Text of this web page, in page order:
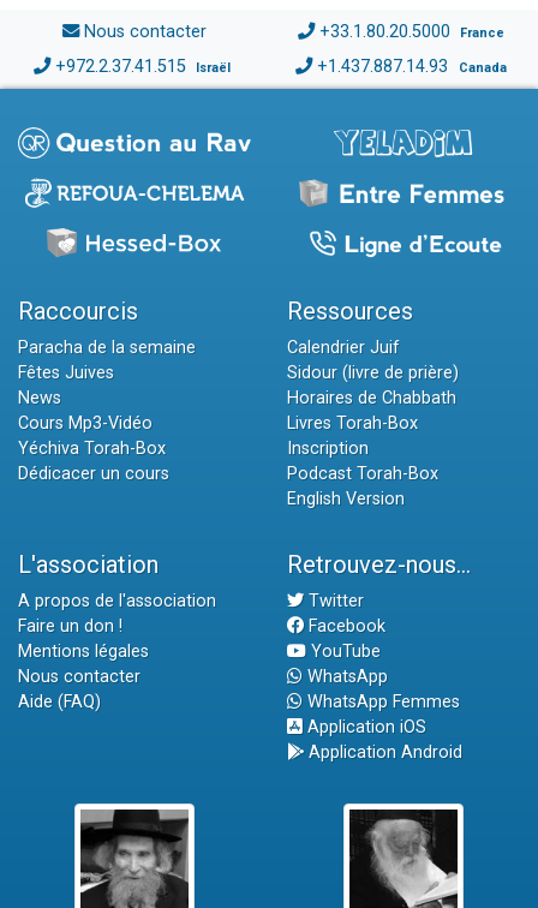
Nous contacter +33.1.80.20.5000 France
+972.2.37.41.515 Israël +1.437.887.14.93 Canada
Raccourcis
Paracha de la semaine
Fêtes Juives
News
Cours Mp3-Vidéo
Yéchiva Torah-Box
Dédicacer un cours
Ressources
Calendrier Juif
Sidour (livre de prière)
Horaires de Chabbath
Livres Torah-Box
Inscription
Podcast Torah-Box
English Version
L'association
A propos de l'association
Faire un don !
Mentions légales
Nous contacter
Aide (FAQ)
Retrouvez-nous...
Twitter
Facebook
YouTube
WhatsApp
WhatsApp Femmes
Application iOS
Application Android